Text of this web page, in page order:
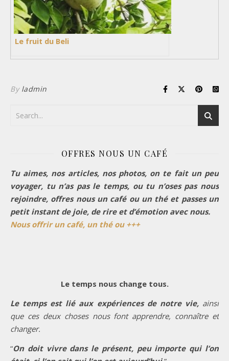
Le fruit du Beli
By ladmin
OFFRES NOUS UN CAFÉ
Tu aimes, nos articles, nos photos, on te fait un peu
voyager, tu n’as pas le temps, ou tu n’oses pas nous
rejoindre, offres nous un café ou un thé et passes un
petit instant de joie, de rire et d’émotion avec nous.
Nous offrir un café, un thé ou +++
Le temps nous change tous.
Le temps est lié aux expériences de notre vie, ainsi
que ces deux choses nous font apprendre, connaître et
changer.
“On doit vivre dans le présent, peu importe qui l’on